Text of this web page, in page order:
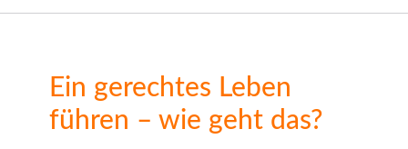
Ein gerechtes Leben
führen – wie geht das?